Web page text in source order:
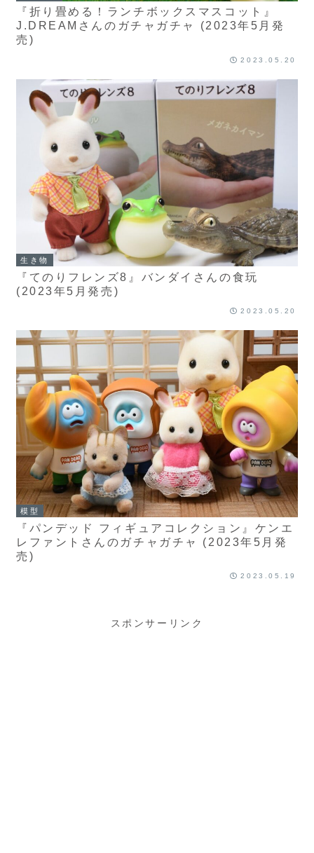
『折り畳める！ランチボックスマスコット』
J.DREAMさんのガチャガチャ (2023年5月発
売)
2023.05.20
生き物
『てのりフレンズ8』バンダイさんの食玩
(2023年5月発売)
2023.05.20
模型
『パンデッド フィギュアコレクション』ケンエ
レファントさんのガチャガチャ (2023年5月発
売)
2023.05.19
スポンサーリンク